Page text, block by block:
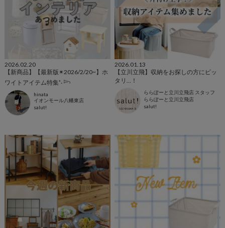
2026.02.20
【新商品】【最新版✴︎2026/2/20~】ホ
ワイトアイテム特集˚‧ 𓆸
hinata
イオンモール八幡東店
salut!
2026.01.13
【立川立飛】収納をお探しの方にピッ
タリ…！
ららぽーと立川立飛店 スタッフ
ららぽーと立川立飛店
salut!